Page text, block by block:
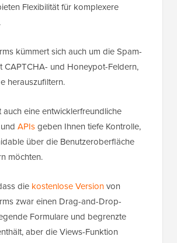
Flexibilität für komplexere
kümmert sich auch um die Spam-
CAPTCHA- und Honeypot-Feldern,
herauszufiltern.
eine entwicklerfreundliche
und APIsgeben Ihnen tiefe Kontrolle,
über die Benutzeroberfläche
möchten.
die kostenlose Versionvon
zwar einen Drag-and-Drop-
Formulare und begrenzte
aber die Views-Funktion